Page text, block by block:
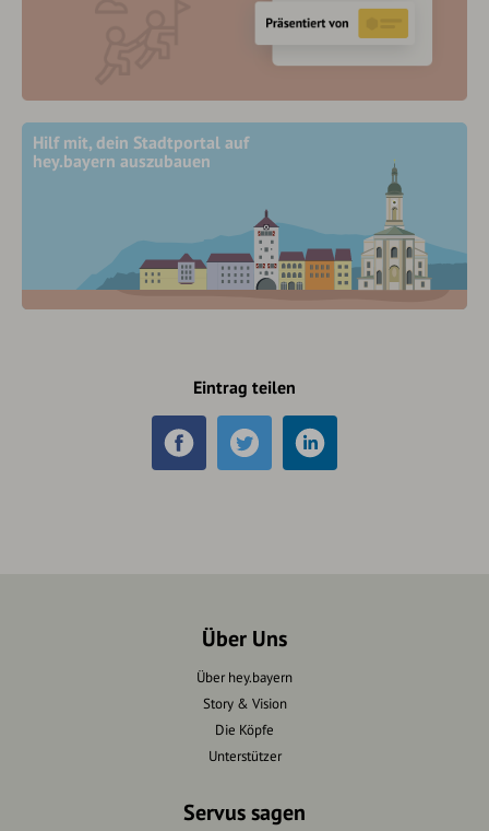
Hilf mit, dein Stadtportal auf
hey.bayern auszubauen
Eintrag teilen
Über Uns
Über hey.bayern
Story & Vision
Die Köpfe
Unterstützer
Servus sagen